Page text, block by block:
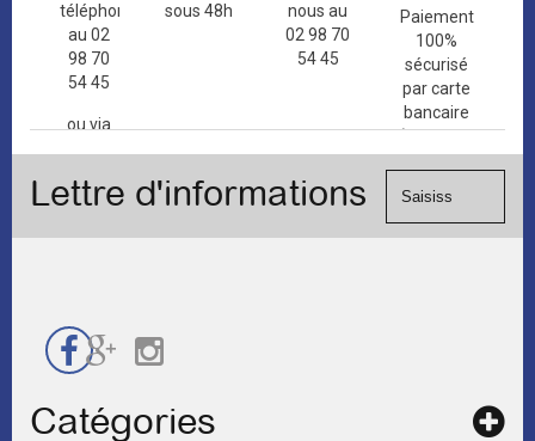
téléphone
au 02
98 70
54 45
ou via
de
sous 48h
nous au
02 98 70
54 45
Paiement
100%
sécurisé
par carte
bancaire
(Mastercard,
Visa, ...) et
Lettre d'informations
Catégories